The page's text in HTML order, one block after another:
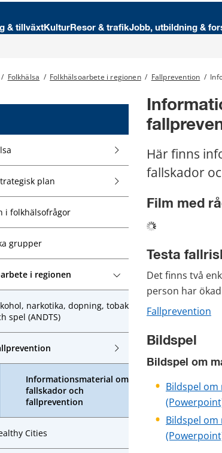
& tillväxtKulturResor & trafikJobb, utbildning &
/ Folkhälsa / Folkhälsoarbete i regionen / Fallprevention /
plan
i folkhälsofrågor
grupper
i regionen
narkotika, dopning, tobak
spel (ANDTS)
Informationsmaterial om
fallskador och
fallprevention
Cities
Här finns
fallskador
Film med
Testa
Det finns två
person har
Fallprevention
Bildspel
Bildspel om
Bildspel
Bildspel